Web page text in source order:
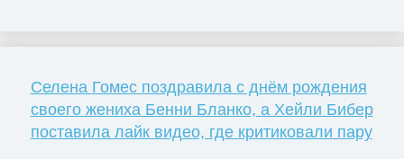
Селена Гомес поздравила с днём рождения
своего жениха Бенни Бланко, а Хейли Бибер
поставила лайк видео, где критиковали пару